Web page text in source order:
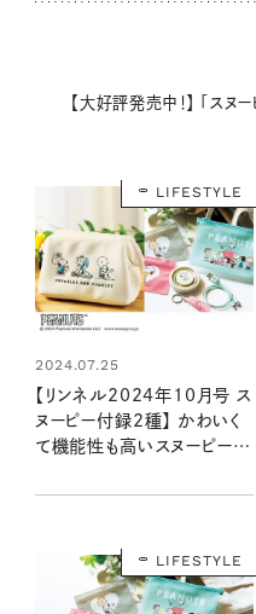
【大好評発売中！】 「スヌ
LIFESTYLE
2024.07.25
【リンネル2024年10月号 ス
ヌーピー付録2種】 かわいく
て機能性も高いスヌーピーデ
持ち歩きたい2アイテムの魅
発売リンネル2024年10月
号・10月号増刊）
LIFESTYLE